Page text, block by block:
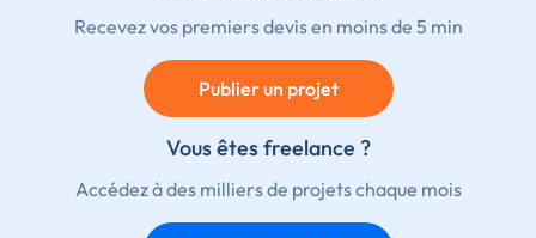
Recevez vos premiers devis en moins de 5 min
Publier un projet
Vous êtes freelance ?
Accédez à des milliers de projets chaque mois